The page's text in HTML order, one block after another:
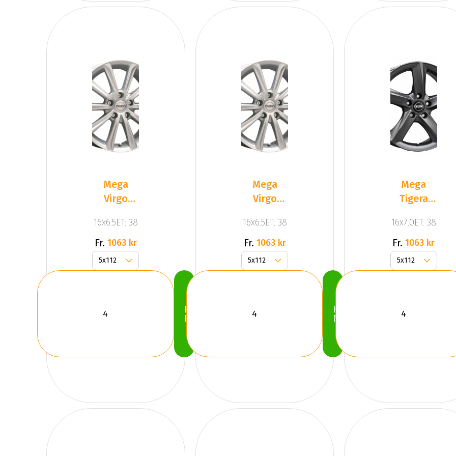
Mega
Virgo
16x6.5ET: 38
Fr. 1063 kr
Köp
Nu
Mega
Virgo
16x6.5ET: 38
Fr. 1063 kr
Köp
Nu
Mega
Tigera
Anthracite
Gr
16x7.0ET: 38
Fr. 1063 kr